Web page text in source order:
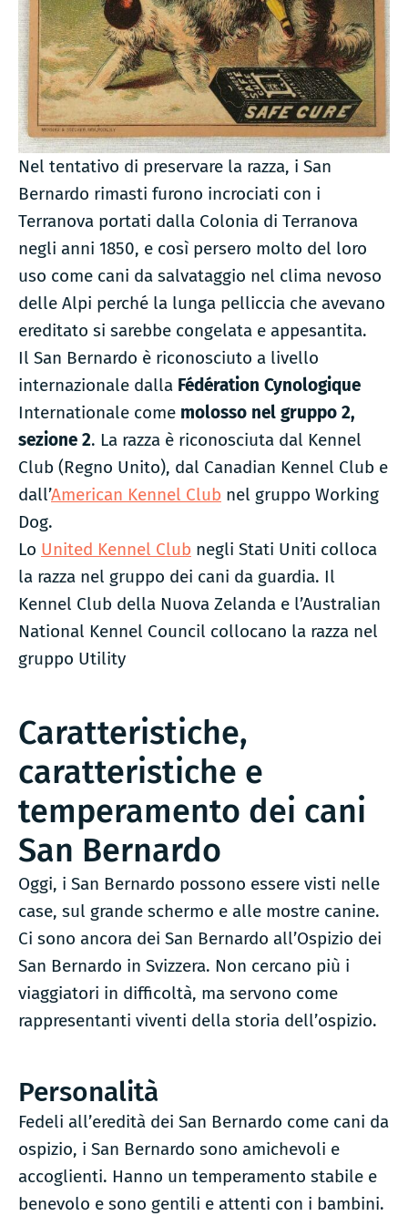
Nel tentativo di preservare la razza, i San
Bernardo rimasti furono incrociati con i
Terranova portati dalla Colonia di Terranova
negli anni 1850, e così persero molto del loro
uso come cani da salvataggio nel clima nevoso
delle Alpi perché la lunga pelliccia che avevano
ereditato si sarebbe congelata e appesantita.
Il San Bernardo è riconosciuto a livello
internazionale dalla Fédération Cynologique
Internationale come molosso nel gruppo 2,
sezione 2. La razza è riconosciuta dal Kennel
Club (Regno Unito), dal Canadian Kennel Club e
dall’American Kennel Club nel gruppo Working
Dog.
Lo United Kennel Club negli Stati Uniti colloca
la razza nel gruppo dei cani da guardia. Il
Kennel Club della Nuova Zelanda e l’Australian
National Kennel Council collocano la razza nel
gruppo Utility
Caratteristiche,
caratteristiche e
temperamento dei cani
San Bernardo
Oggi, i San Bernardo possono essere visti nelle
case, sul grande schermo e alle mostre canine.
Ci sono ancora dei San Bernardo all’Ospizio dei
San Bernardo in Svizzera. Non cercano più i
viaggiatori in difficoltà, ma servono come
rappresentanti viventi della storia dell’ospizio.
Personalità
Fedeli all’eredità dei San Bernardo come cani da
ospizio, i San Bernardo sono amichevoli e
accoglienti. Hanno un temperamento stabile e
benevolo e sono gentili e attenti con i bambini.